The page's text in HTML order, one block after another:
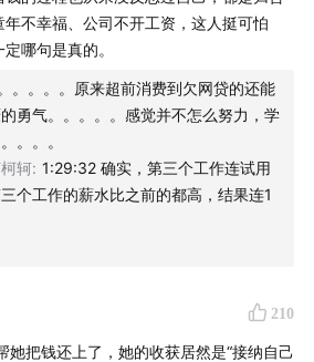
，情感性亲职化与工具性亲职化，
演家庭的调解人、父母的情绪承担
神与情感方面照顾者的角色；工具
父母完成一些家务劳动，比如购
等体力劳作。
为「44 Harsh Truths About The
Ravikant」
不幸福、公司不开工资，这人挺可怕
哪句是真的。
。。。。原来超前消费到欠网贷的还能
勇气。。。。。感觉并不怎么努力，学
。。。
轲: 1:29:32 确实，第三个工作连试用
个工作的薪水比之前的都高，结果连1
210
她把钱还上了，她的收获居然是“接纳自己